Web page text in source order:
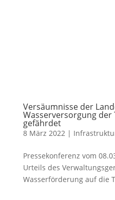
Versäumnisse der
Wasserversorgung der
gefährdet
8 März 2022|
Pressekonferenz vom
Urteils des
Wasserförderung auf die